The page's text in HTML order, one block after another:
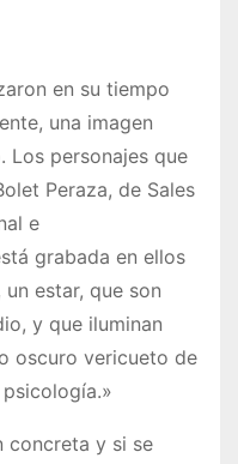
en su tiempo
una imagen
Los personajes que
Peraza, de Sales
e
grabada en ellos
estar, que son
y que iluminan
oscuro vericueto de
concreta y si se